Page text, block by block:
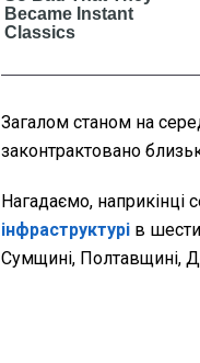
Загалом станом на
законтрактовано
Нагадаємо, наприкінці
інфраструктурі в
Сумщині, Полтавщині,